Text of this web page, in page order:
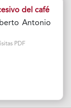
del café
Antonio
PDF